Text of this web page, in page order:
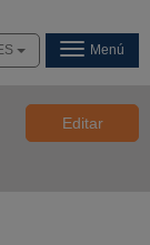
Menú
Editar